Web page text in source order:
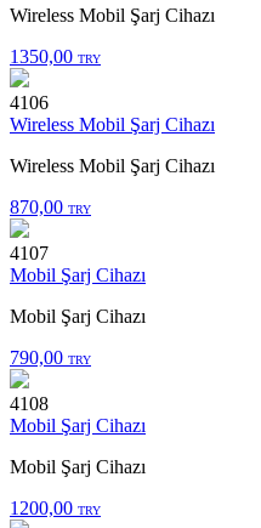
Wireless Mobil Şarj Cihazı
1350,00 TRY
4106
Wireless Mobil Şarj Cihazı
Wireless Mobil Şarj Cihazı
870,00 TRY
4107
Mobil Şarj Cihazı
Mobil Şarj Cihazı
790,00 TRY
4108
Mobil Şarj Cihazı
Mobil Şarj Cihazı
1200,00 TRY